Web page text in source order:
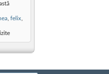
, felix,